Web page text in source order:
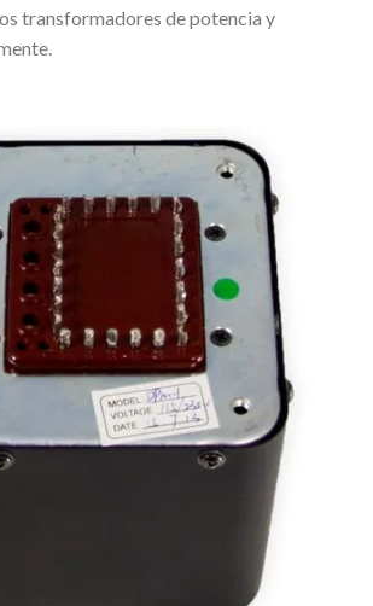
transformadores de potencia y